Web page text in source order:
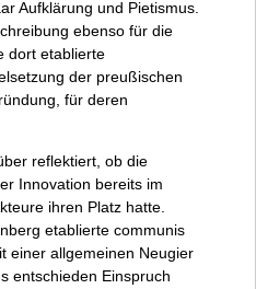
Aufklärung und Pietismus.
ebenso für die
dort etablierte
der preußischen
für deren
reflektiert, ob die
Innovation bereits im
ihren Platz hatte.
etablierte communis
einer allgemeinen Neugier
entschieden Einspruch